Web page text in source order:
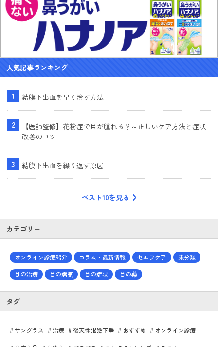
人気記事ランキング
結膜下出血を早く治す方法
【医師監修】花粉症で目が腫れる？～正しいケア方法と症状
改善のコツ
結膜下出血を繰り返す原因
ベスト10を見る
カテゴリー
オンライン診療紹介 コラム・最新情報 セルフケア 未分類
目の治療 目の病気 目の症状 目の薬
タグ
サングラス 治療 後天性眼瞼下垂 おすすめ オンライン診療